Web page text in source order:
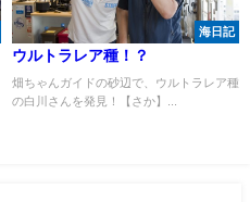
海日記
ウルトラレア種！？
畑ちゃんガイドの砂辺で、ウルトラレア種
の白川さんを発見！【さか】...